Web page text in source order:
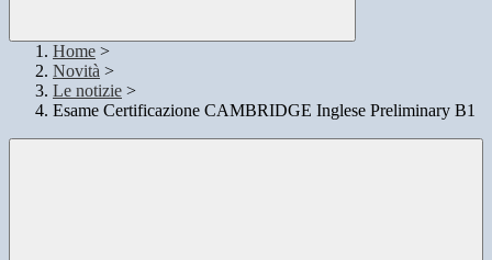
Home >
Novità >
Le notizie >
Esame Certificazione CAMBRIDGE Inglese Preliminary B1